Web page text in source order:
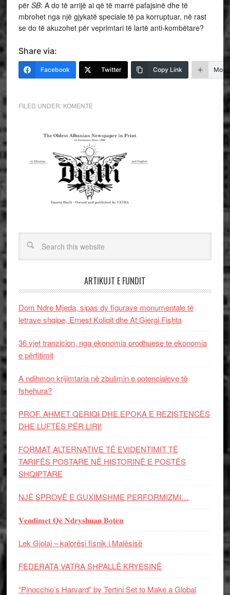
për SB: A do të arrijë ai që të marrë pafajsinë dhe të
mbrohet nga një gjykatë speciale të pa korruptuar, në rast
se do të akuzohet për veprimtari të lartë anti-kombëtare?
Share via:
Facebook Twitter Copy Link More
FILED UNDER: KOMENTE
ARTIKUJT E FUNDIT
Dom Ndre Mjeda, sipas dy figurave monumentale të
letrave shqipe, Ernest Koliqit dhe At Gjergj Fishta
36 vjet tranzicion, nga ekonomia prodhuese te ekonomia
e përfitimit
A ndihmon krijimtaria në zbulimin e potencialeve të
fshehura?
PROF. AHMET QERIQI DHE EPOKA E REZISTENCЁS
DHE LUFTЁS PЁR LIRI!
FORMAT ALTERNATIVE TË EVIDENTIMIT TË
TARIFËS POSTARE NË HISTORINË E POSTËS
SHQIPTARE
NJË SPROVË E GUXIMSHME PERFORMIZMI…
𝐕𝐞𝐧𝐝𝐢𝐦𝐞𝐭 𝐐𝐞̈ 𝐍𝐝𝐫𝐲𝐬𝐡𝐮𝐚𝐧 𝐁𝐨𝐭𝐞̈𝐧
Lek Gjolaj – kalorësi fisnik i Malësisë
FEDERATA VATRA SHPALLË KRYESINË
“Pinocchio’s Harvard” by Tertini Set to Make a Global